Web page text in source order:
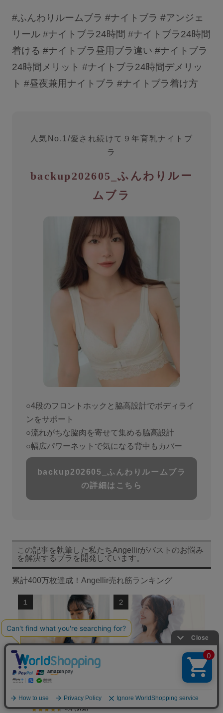
#ふんわりルームブラ #ナイトブラ #アンジェ
リール #ナイトブラ24時間 #ナイトブラ24時間
着ける #ナイトブラ昼用ブラ違い #ナイトブラ
24時間メリット #ナイトブラ24時間デメリッ
ト #昼夜兼用ナイトブラ #ナイトブラ着け方
人気No.1/愛され続けて９年育乳ナイトブ
ラ
backup202605_ふんわりルー
ムブラ
○4段のフロントホックと脇高設計でボディライ
ンをサポート
○流れがちな脇⾁を寄せて集める脇⾼設計
○幅広パワーネットで気になる背中もカバー
backup202605_ふんわりルームブラ
の詳細はこちら
この記事を執筆した私たちAngellirがバストのお悩み
を解決するブラを開発しています。
累計400万枚達成！Angellir売れ筋ランキング
ふんわりルームブラ
4.4（3158）
ふんわりルームブラBreath（ブレ